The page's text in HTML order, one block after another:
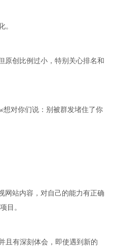
。
原创比例过小，特别关心排名和
想对你们说：别被群发堵住了你
网站内容，对自己的能力有正确
目。
且有深刻体会，即使遇到新的